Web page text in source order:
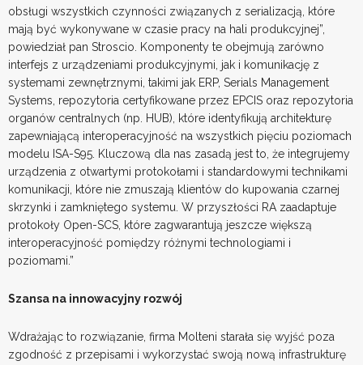
obsługi wszystkich czynności związanych z serializacją, które
mają być wykonywane w czasie pracy na hali produkcyjnej”,
powiedział pan Stroscio. Komponenty te obejmują zarówno
interfejs z urządzeniami produkcyjnymi, jak i komunikację z
systemami zewnętrznymi, takimi jak ERP, Serials Management
Systems, repozytoria certyfikowane przez EPCIS oraz repozytoria
organów centralnych (np. HUB), które identyfikują architekturę
zapewniającą interoperacyjność na wszystkich pięciu poziomach
modelu ISA-S95. Kluczową dla nas zasadą jest to, że integrujemy
urządzenia z otwartymi protokołami i standardowymi technikami
komunikacji, które nie zmuszają klientów do kupowania czarnej
skrzynki i zamkniętego systemu. W przyszłości RA zaadaptuje
protokoły Open-SCS, które zagwarantują jeszcze większą
interoperacyjność pomiędzy różnymi technologiami i
poziomami.”
Szansa na innowacyjny rozwój
Wdrażając to rozwiązanie, firma Molteni starała się wyjść poza
zgodność z przepisami i wykorzystać swoją nową infrastrukturę